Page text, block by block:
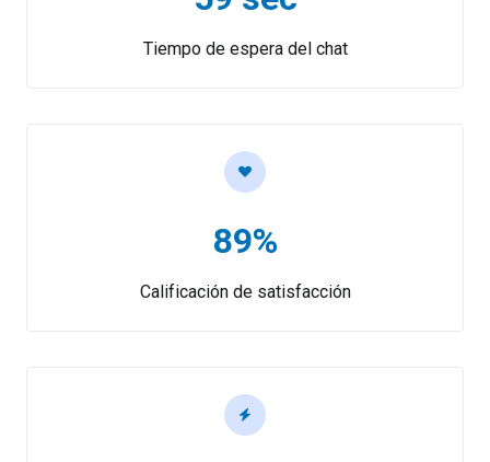
Tiempo de espera del chat
89%
Calificación de satisfacción